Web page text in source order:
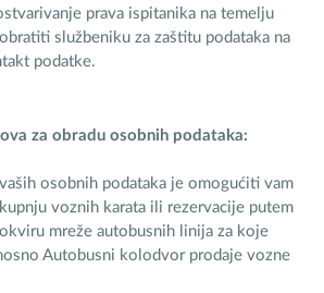
prava ispitanika na temelju
službeniku za zaštitu podataka na
podatke.
za obradu osobnih podataka:
osobnih podataka je omogućiti vam
voznih karata ili rezervacije putem
mreže autobusnih linija za koje
Autobusni kolodvor prodaje vozne